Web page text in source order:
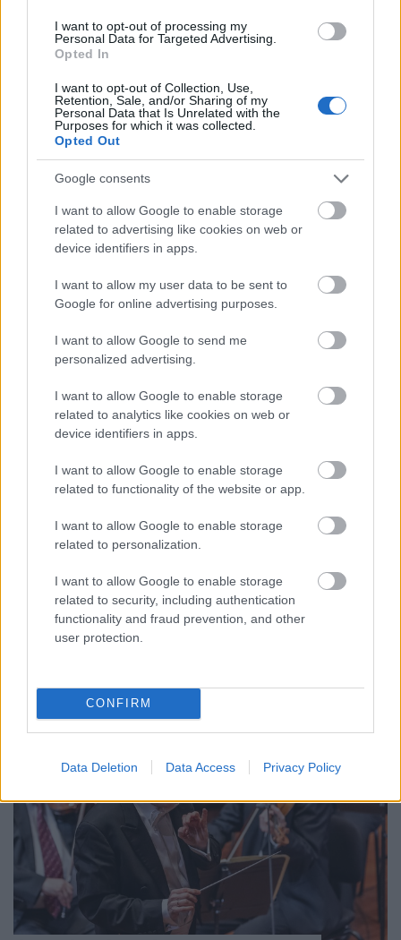
I want to opt-out of processing my
Personal Data for Targeted Advertising.
Opted In
I want to opt-out of Collection, Use,
Retention, Sale, and/or Sharing of my
Personal Data that Is Unrelated with the
Purposes for which it was collected.
Opted Out
Google consents
I want to allow Google to enable storage
related to advertising like cookies on web or
device identifiers in apps.
I want to allow my user data to be sent to
Google for online advertising purposes.
I want to allow Google to send me
personalized advertising.
I want to allow Google to enable storage
related to analytics like cookies on web or
device identifiers in apps.
I want to allow Google to enable storage
related to functionality of the website or app.
I want to allow Google to enable storage
related to personalization.
I want to allow Google to enable storage
related to security, including authentication
functionality and fraud prevention, and other
user protection.
CONFIRM
Data Deletion Data Access Privacy Policy
BFZ – Don Giovanni, a „teljes
„Leporello caro" és a dress code -
Fischer Iván 2017-es rendezésének
felújítása háromszor a Müpában –
2025.09.09, 11 és 12
• 2025. szeptember 16.
Remélem, hogy sikerült a fenti, kellően bonyolult
címmel elérni, hogy valóban csak azok olvassák el
ezt a nyomhagyó ajánlót, akiket tényleg érdekel,
milyen benyomásokat keltett bennem a BFZ,
pontosabban a Fischer Iván Operatársulat Don
Giovanni-ja. Csodával határos módon sikerült
mindháromszor…